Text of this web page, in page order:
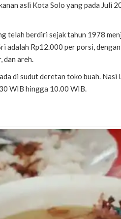
asli Kota Solo yang pada Juli
telah berdiri sejak tahun 1978
adalah Rp12.000 per porsi,
dan areh.
di sudut deretan toko buah.
WIB hingga 10.00 WIB.